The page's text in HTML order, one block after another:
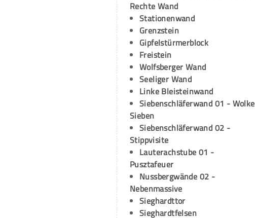
Rechte Wand
Stationenwand
Grenzstein
Gipfelstürmerblock
Freistein
Wolfsberger Wand
Seeliger Wand
Linke Bleisteinwand
Siebenschläferwand 01 - Wolke
Sieben
Siebenschläferwand 02 -
Stippvisite
Lauterachstube 01 -
Pusztafeuer
Nussbergwände 02 -
Nebenmassive
Sieghardttor
Sieghardtfelsen